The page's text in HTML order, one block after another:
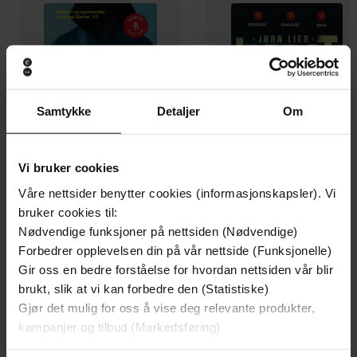
Samtykke Detaljer Om
Vi bruker cookies
Våre nettsider benytter cookies (informasjonskapsler). Vi
bruker cookies til:
Nødvendige funksjoner på nettsiden (Nødvendige)
Forbedrer opplevelsen din på vår nettside (Funksjonelle)
Gir oss en bedre forståelse for hvordan nettsiden vår blir
brukt, slik at vi kan forbedre den (Statistiske)
Gjør det mulig for oss å vise deg relevante produkter,
kampanjer og tilbud (Markedsføring)
149,-
Nullpunkt
Jørn Lier Horst
Sak 1569
Jørn Lier Horst